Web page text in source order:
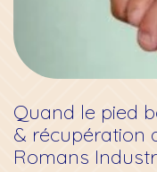
Quand le pied
& récupération
Romans